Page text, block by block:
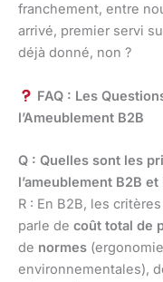
franchement, entre
arrivé, premier servi
déjà donné, non ?
FAQ : Les
l’Ameublement B2B
Q : Quelles sont les
l’ameublement B2B et
R : En B2B, les
parle de coût total de
de normes
environnementales),